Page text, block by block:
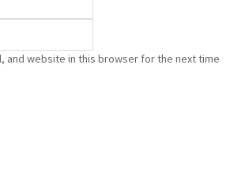
and website in this browser for the next time